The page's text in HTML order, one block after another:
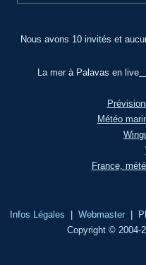
Nous avons 10 invités et
La mer à Palavas en live
Météo
France,
Infos Légales Webmaster|
Copyright © 2004-